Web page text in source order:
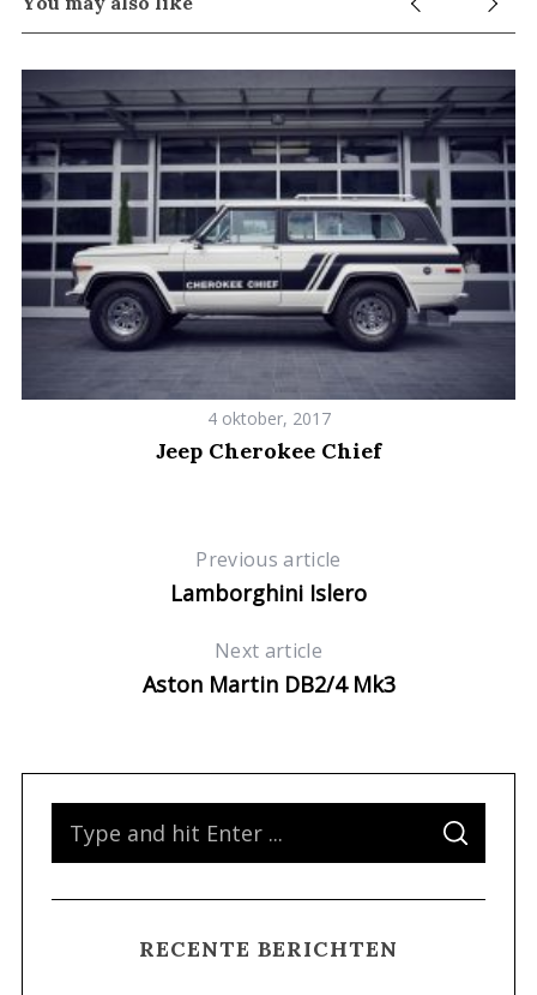
4 oktober, 2017
Jeep Cherokee Chief
Previous article
Lamborghini Islero
Next article
Aston Martin DB2/4 Mk3
S
C
RECENTE BERICHTEN
e
r
c
h
f
o
r
: